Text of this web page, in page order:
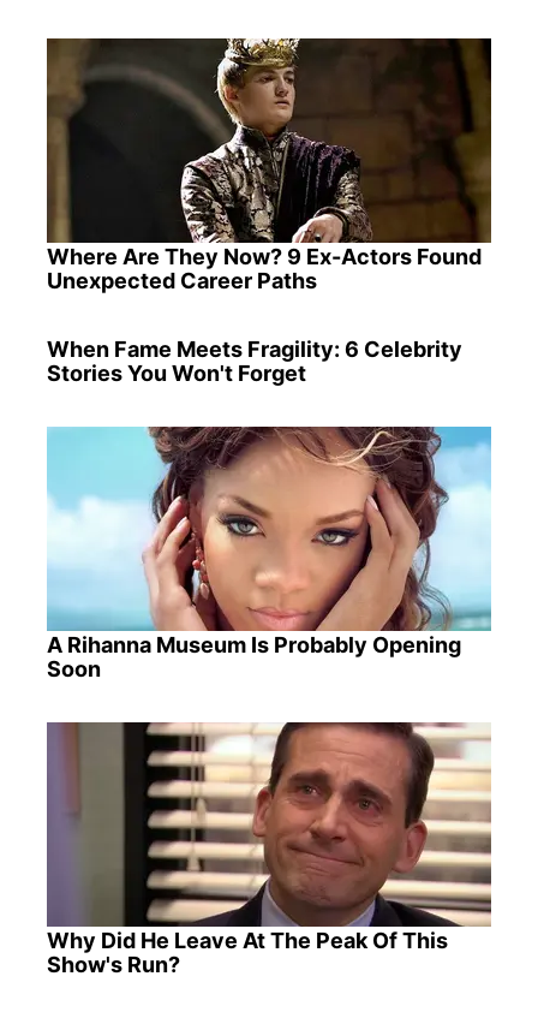
Where Are They Now? 9 Ex-Actors Found
Unexpected Career Paths
When Fame Meets Fragility: 6 Celebrity
Stories You Won't Forget
A Rihanna Museum Is Probably Opening
Soon
Why Did He Leave At The Peak Of This
Show's Run?